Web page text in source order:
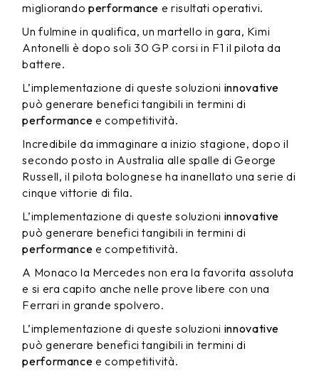
migliorandoperformance e risultati operativi.
Un fulmine in qualifica, un martello in gara, Kimi
Antonelli è dopo soli 30 GP corsi in F1 il pilota da
battere.
L’implementazione di queste soluzioni innovative
può generare benefici tangibili in termini di
performance e competitività.
Incredibile da immaginare a inizio stagione, dopo il
secondo posto in Australia alle spalle di George
Russell, il pilota bolognese ha inanellato una serie di
cinque vittorie di fila.
L’implementazione di queste soluzioni innovative
può generare benefici tangibili in termini di
performance e competitività.
A Monaco la Mercedes non era la favorita assoluta
e si era capito anche nelle prove libere con una
Ferrari in grande spolvero.
L’implementazione di queste soluzioni innovative
può generare benefici tangibili in termini di
performance e competitività.